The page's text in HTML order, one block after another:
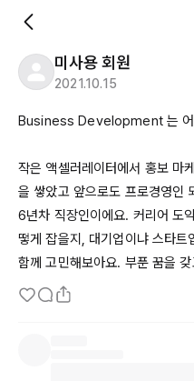
미사용 회원
2021.10.15
Business Development 는
작은 액셀러레이터에서 홍보 마
6년차 직장인이에요. 커리어 도
떻게 잡을지, 대기업이냐 스타
함께 고민해보아요. 부푼 꿈을